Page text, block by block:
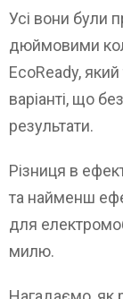
Усі вони були
дюймовими
EcoReady,
варіанті, що
результати.
Різниця в
та найменш
для
милю.